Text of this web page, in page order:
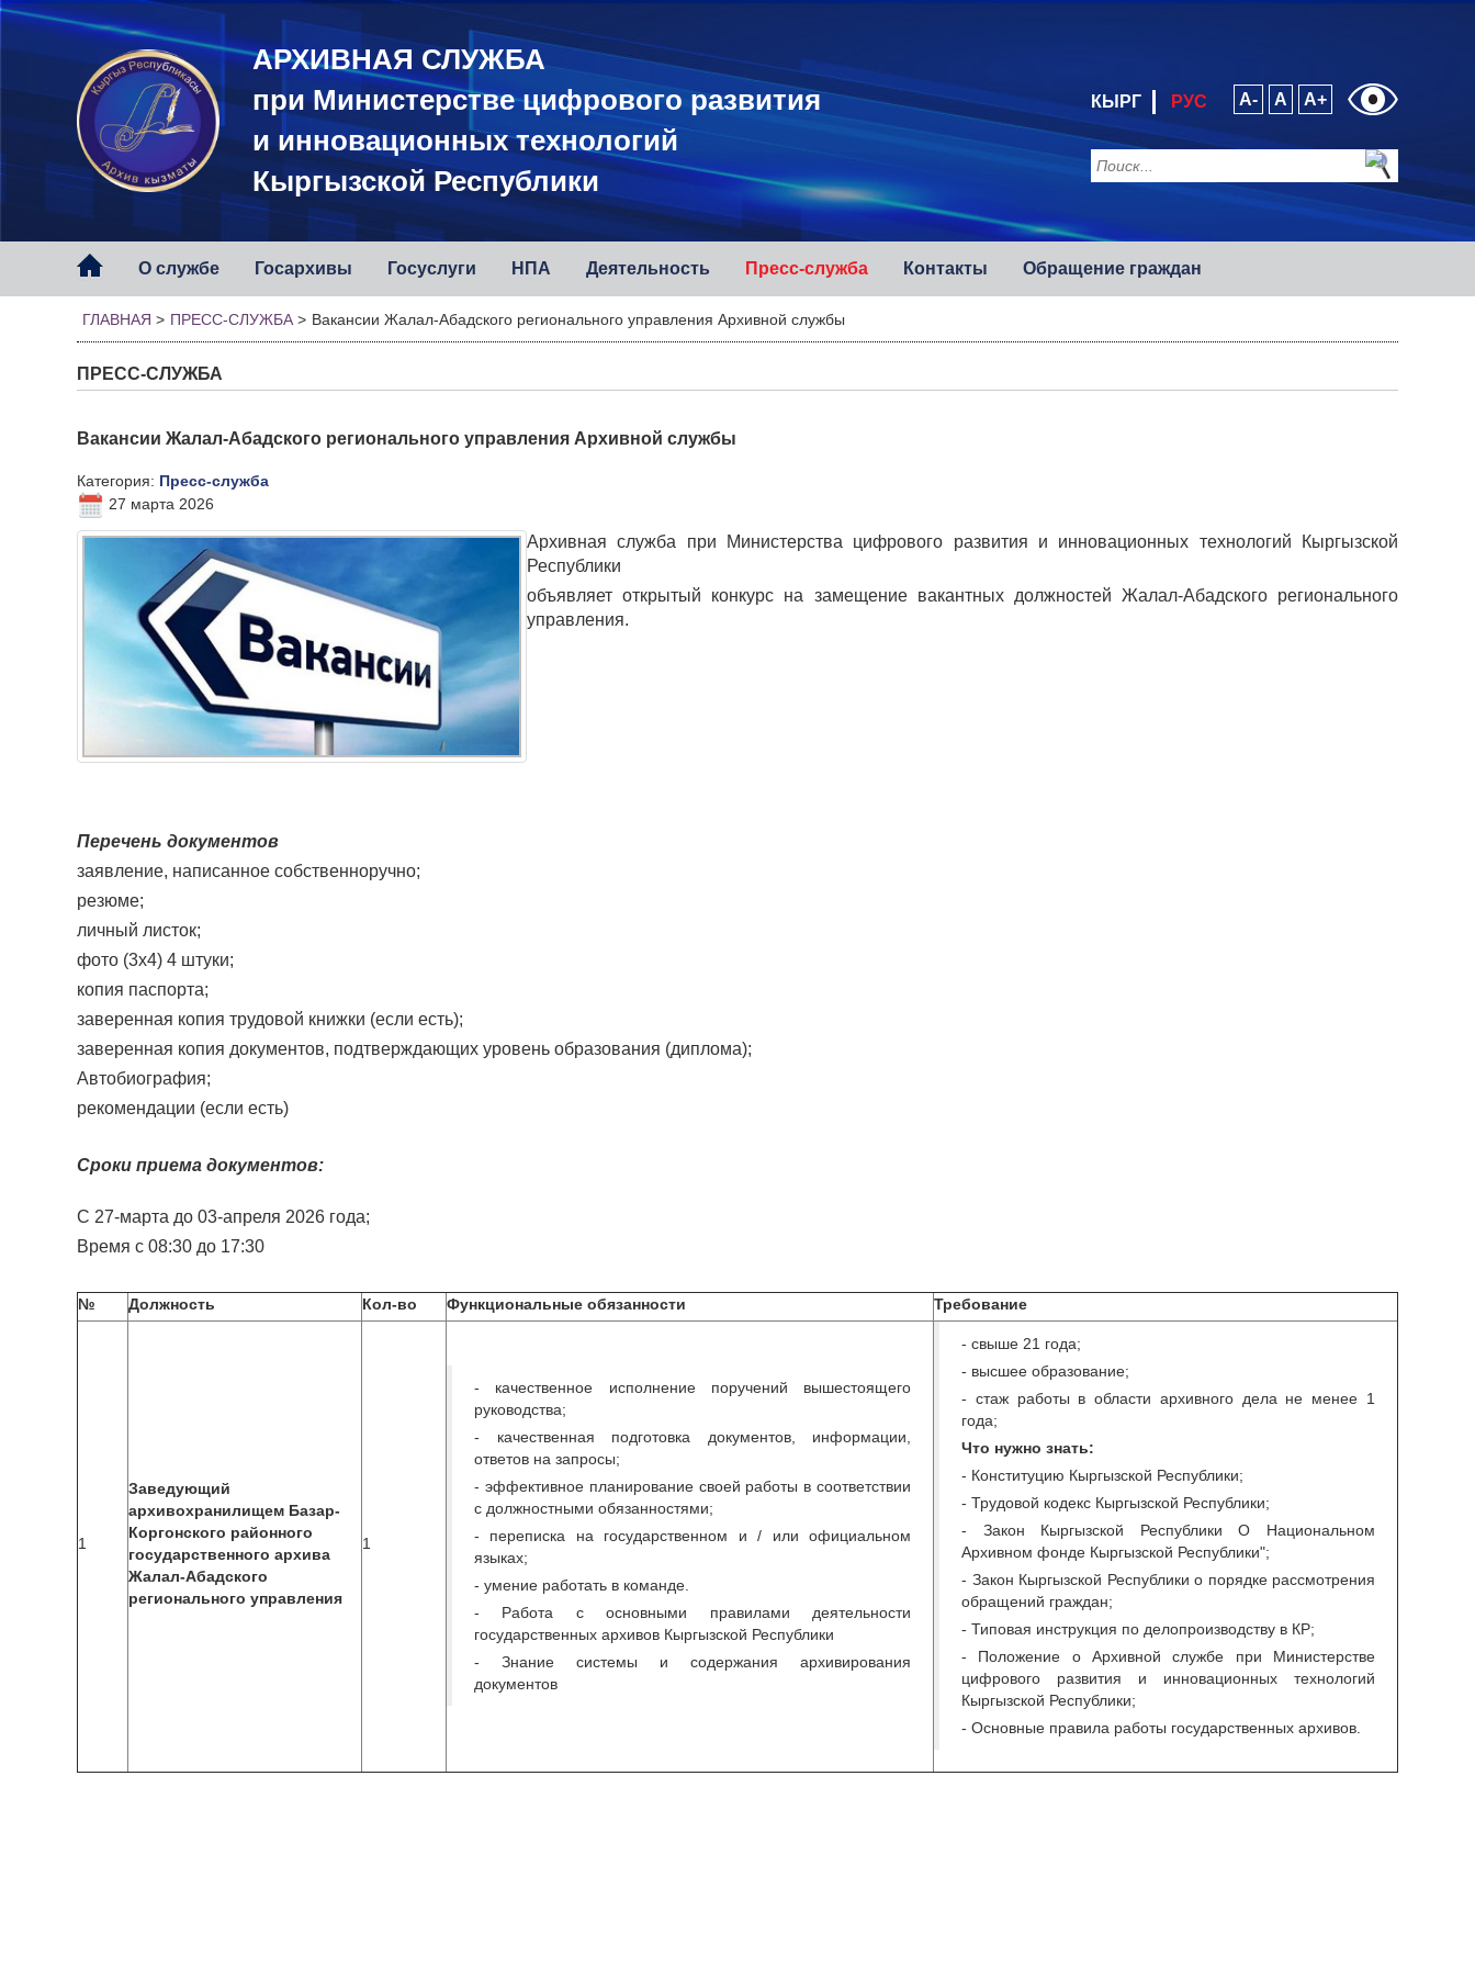
АРХИВНАЯ СЛУЖБА
при Министерстве цифрового развития
и инновационных технологий
Кыргызской Республики
КЫРГ РУС A- A A+
О службе Госархивы Госуслуги НПА Деятельность Пресс-служба Контакты Обращение граждан
ГЛАВНАЯ > ПРЕСС-СЛУЖБА > Вакансии Жалал-Абадского регионального управления Архивной службы
ПРЕСС-СЛУЖБА
Вакансии Жалал-Абадского регионального управления Архивной службы
Категория: Пресс-служба
27 марта 2026
Архивная служба при Министерства цифрового развития и инновационных технологий Кыргызской
Республики
объявляет открытый конкурс на замещение вакантных должностей Жалал-Абадского регионального
управления.
Перечень документов
заявление, написанное собственноручно;
резюме;
личный листок;
фото (3х4) 4 штуки;
копия паспорта;
заверенная копия трудовой книжки (если есть);
заверенная копия документов, подтверждающих уровень образования (диплома);
Автобиография;
рекомендации (если есть)
Сроки приема документов:
С 27-марта до 03-апреля 2026 года;
Время с 08:30 до 17:30
№ Должность Кол-во Функциональные обязанности Требование
1
Заведующий
архивохранилищем Базар-
Коргонского районного
государственного архива
Жалал-Абадского
регионального управления
1
- качественное исполнение поручений вышестоящего
руководства;
- качественная подготовка документов, информации,
ответов на запросы;
- эффективное планирование своей работы в соответствии
с должностными обязанностями;
- переписка на государственном и / или официальном
языках;
- умение работать в команде.
- Работа с основными правилами деятельности
государственных архивов Кыргызской Республики
- Знание системы и содержания архивирования
документов
- свыше 21 года;
- высшее образование;
- стаж работы в области архивного дела не менее 1
года;
Что нужно знать:
- Конституцию Кыргызской Республики;
- Трудовой кодекс Кыргызской Республики;
- Закон Кыргызской Республики О Национальном
Архивном фонде Кыргызской Республики";
- Закон Кыргызской Республики о порядке рассмотрения
обращений граждан;
- Типовая инструкция по делопроизводству в КР;
- Положение о Архивной службе при Министерстве
цифрового развития и инновационных технологий
Кыргызской Республики;
- Основные правила работы государственных архивов.